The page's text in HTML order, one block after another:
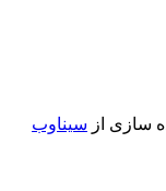
سازی از سیناوب